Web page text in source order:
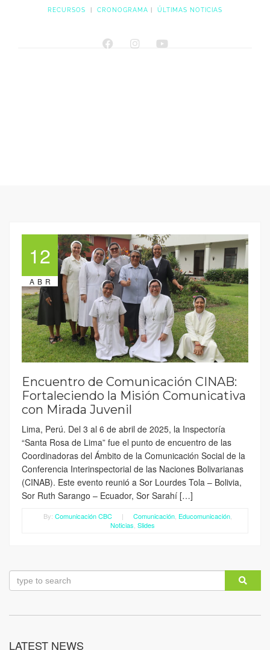
RECURSOS CRONOGRAMA ÚLTIMAS NOTICIAS
12
ABR
Encuentro de Comunicación CINAB:
Fortaleciendo la Misión Comunicativa
con Mirada Juvenil
Lima, Perú. Del 3 al 6 de abril de 2025, la Inspectoría
“Santa Rosa de Lima” fue el punto de encuentro de las
Coordinadoras del Ámbito de la Comunicación Social de la
Conferencia Interinspectorial de las Naciones Bolivarianas
(CINAB). Este evento reunió a Sor Lourdes Tola – Bolivia,
Sor Ruth Sarango – Ecuador, Sor Sarahí […]
By: Comunicación CBC | Comunicación, Educomunicación,
Noticias Slides
LATEST NEWS